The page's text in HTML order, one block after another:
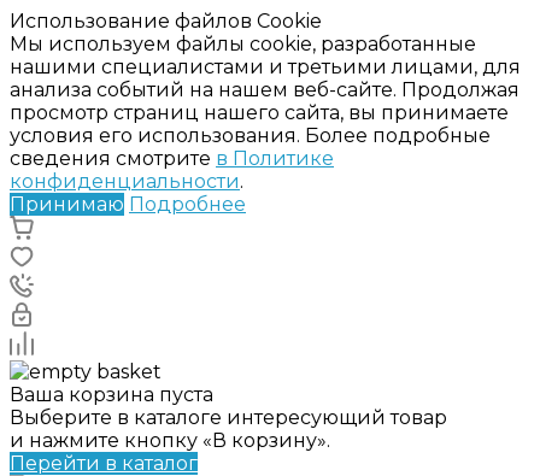
Использование файлов Cookie
Мы используем файлы cookie, разработанные
нашими специалистами и третьими лицами, для
анализа событий на нашем веб-сайте. Продолжая
просмотр страниц нашего сайта, вы принимаете
условия его использования. Более подробные
сведения смотрите в Политике
конфиденциальности.
Принимаю Подробнее
Ваша корзина пуста
Выберите в каталоге интересующий товар
и нажмите кнопку «В корзину».
Перейти в каталог